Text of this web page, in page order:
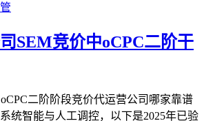
SEM竞价中oCPC二阶干
二阶阶段竞价代运营公司哪家靠谱
统智能与人工调控，以下是2025年已验